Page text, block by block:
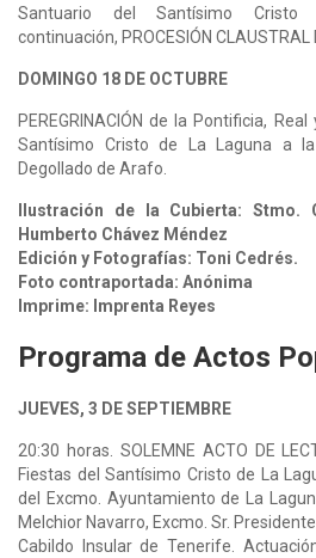
Santuario del Santísimo
continuación, PROCESIÓN CLAUSTRAL
DOMINGO 18 DE OCTUBRE
PEREGRINACIÓN de la Pontificia,
Santísimo Cristo de La Laguna a
Degollado de Arafo.
Ilustración de la Cubierta: Stmo.
Humberto Chávez Méndez
Edición y Fotografías: Toni Cedrés.
Foto contraportada: Anónima
Imprime: Imprenta Reyes
Programa de Actos
JUEVES, 3 DE SEPTIEMBRE
20:30 horas. SOLEMNE ACTO DE
Fiestas del Santísimo Cristo de La
del Excmo. Ayuntamiento de La
Melchior Navarro, Excmo. Sr. Presidente
Cabildo Insular de Tenerife.